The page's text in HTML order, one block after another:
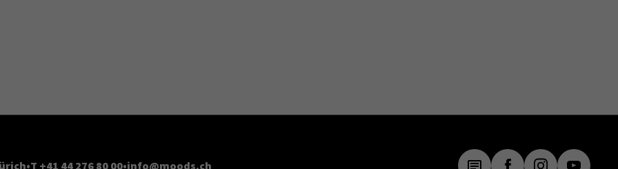
T +41 44 276 80 00 info@moods.ch